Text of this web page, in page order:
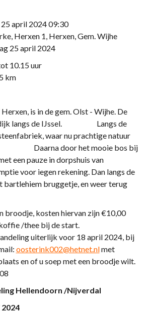
april 2024 09:30
Herxen 1, Herxen, Gem. Wijhe
25 april 2024
10.15 uur
km
is in de gem. Olst - Wijhe. De
dijk langs de IJssel. Langs de
waar nu prachtige natuur
door het mooie bos bij
een pauze in dorpshuis van
voor iegen rekening. Dan langs de
bartlehiem bruggetje, en weer terug
broodje, kosten hiervan zijn €10,00
/thee bij de start.
uiterlijk voor 18 april 2024, bij
oosterink002@hetnet.nlmet
en of u soep met een broodje wilt.
Hellendoorn /Nijverdal